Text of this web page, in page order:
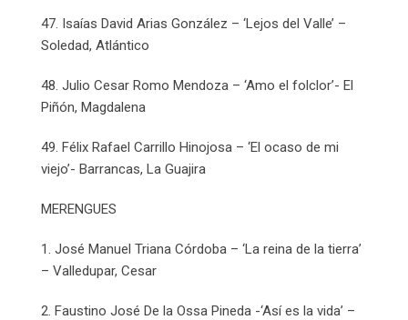
47. Isaías David Arias González – ‘Lejos del Valle’ –
Soledad, Atlántico
48. Julio Cesar Romo Mendoza – ‘Amo el folclor’- El
Piñón, Magdalena
49. Félix Rafael Carrillo Hinojosa – ‘El ocaso de mi
viejo’- Barrancas, La Guajira
MERENGUES
1. José Manuel Triana Córdoba – ‘La reina de la tierra’
– Valledupar, Cesar
2. Faustino José De la Ossa Pineda -‘Así es la vida’ –